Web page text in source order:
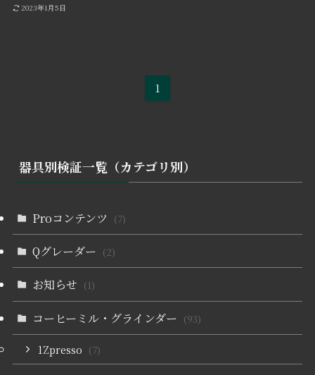
2023年1月5日
1
器具別検証一覧（カテゴリ別）
Proコンテンツ (7)
Qグレーダー (2)
お知らせ (1)
コーヒーミル・グラインダー (93)
1Zpresso (7)